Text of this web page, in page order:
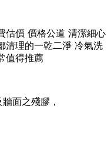
估價 價格公道 清潔細心
清理的一乾二淨 冷氣洗
值得推薦
面之殘膠，